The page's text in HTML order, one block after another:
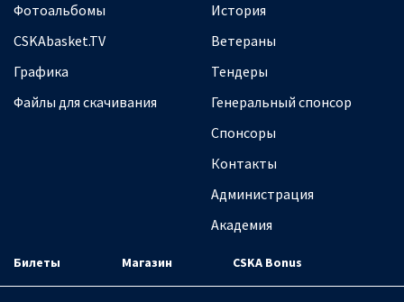
Фотоальбомы
CSKAbasket.TV
Графика
Файлы для скачивания
История
Ветераны
Тендеры
Генеральный спонсор
Спонсоры
Контакты
Администрация
Академия
Билеты Магазин CSKA Bonus